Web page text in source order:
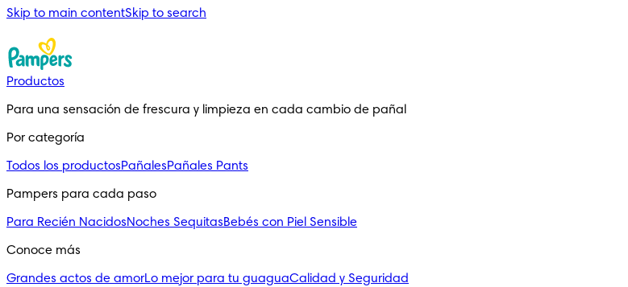
Skip to main contentSkip to search
Productos
Para una sensación de frescura y limpieza en cada cambio de pañal
Por categoría
Todos los productosPañalesPañales Pants
Pampers para cada paso
Para Recién NacidosNoches SequitasBebés con Piel Sensible
Conoce más
Grandes actos de amorLo mejor para tu guaguaCalidad y Seguridad